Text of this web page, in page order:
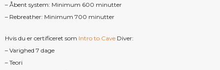
– Åbent system: Minimum 600 minutter
– Rebreather: Minimum 700 minutter
Hvis du er certificeret som Intro to Cave Diver:
– Varighed 7 dage
– Teori